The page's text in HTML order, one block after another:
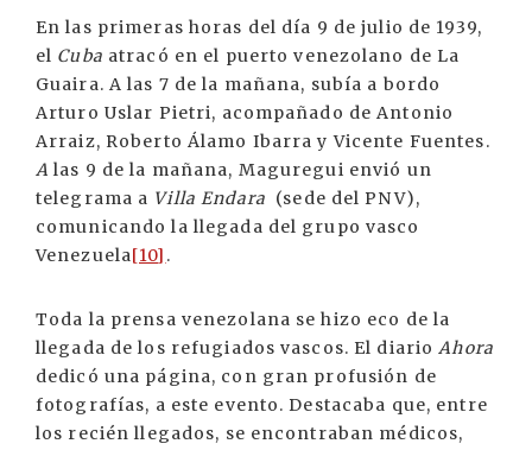
En las primeras horas del día 9 de julio de 1939,
el Cuba atracó en el puerto venezolano de La
Guaira. A las 7 de la mañana, subía a bordo
Arturo Uslar Pietri, acompañado de Antonio
Arraiz, Roberto Álamo Ibarra y Vicente Fuentes.
Alas 9 de la mañana, Maguregui envió un
telegrama a Villa Endara (sede del PNV),
comunicando la llegada del grupo vasco
Venezuela[10] .
Toda la prensa venezolana se hizo eco de la
llegada de los refugiados vascos. El diarioAhora
dedicó una página, con gran profusión de
fotografías, a este evento. Destacaba que, entre
los recién llegados, se encontraban médicos,